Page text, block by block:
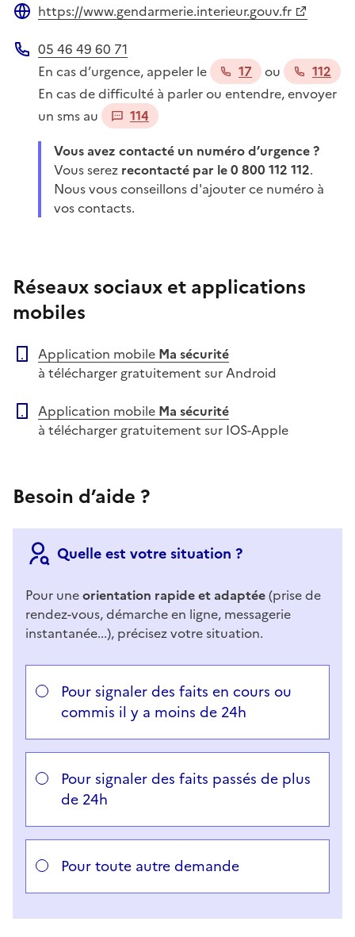
https://www.gendarmerie.interieur.gouv.fr
Téléphone
05 46 49 60 71
En cas d’urgence, appeler le
17 ou
112
En cas de difficulté à parler ou entendre, envoyer
un sms au
114
Vous avez contacté un numéro d’urgence ?
Vous serez recontacté par le 0 800 112 112.
Nous vous conseillons d'ajouter ce numéro à
vos contacts.
Réseaux sociaux et applications
mobiles
Application mobile Ma sécurité
à télécharger gratuitement sur Android
Application mobile Ma sécurité
à télécharger gratuitement sur IOS-Apple
Besoin d’aide ?
Quelle est votre situation ?
Pour uneorientation rapide et adaptée(prise de
rendez-vous, démarche en ligne, messagerie
instantanée...), précisez votre situation.
Répondez aux questions successives et les réponses
Vous avez choisi
Pour signaler des faits en cours ou
commis il y a moins de 24h
Pour signaler des faits passés de plus
de 24h
Pour toute autre demande